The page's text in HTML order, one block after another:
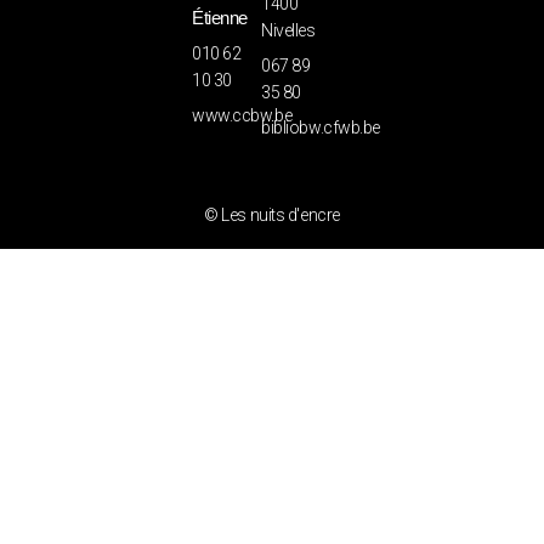
Étienne
010 62
10 30
www.ccbw.be
Nivelles
067 89
35 80
bibliobw.cfwb.be
© Les nuits d'encre